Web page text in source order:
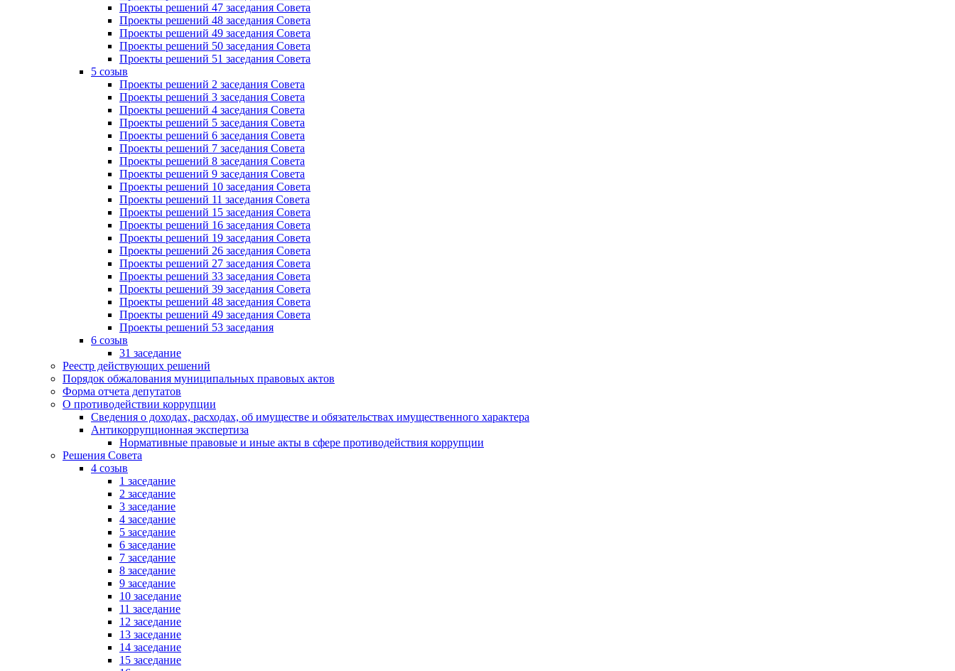
Проекты решений 47 заседания Совета
Проекты решений 48 заседания Совета
Проекты решений 49 заседания Совета
Проекты решений 50 заседания Совета
Проекты решений 51 заседания Совета
5 созыв
Проекты решений 2 заседания Совета
Проекты решений 3 заседания Совета
Проекты решений 4 заседания Совета
Проекты решений 5 заседания Совета
Проекты решений 6 заседания Совета
Проекты решений 7 заседания Совета
Проекты решений 8 заседания Совета
Проекты решений 9 заседания Совета
Проекты решений 10 заседания Совета
Проекты решений 11 заседания Совета
Проекты решений 15 заседания Совета
Проекты решений 16 заседания Совета
Проекты решений 19 заседания Совета
Проекты решений 26 заседания Совета
Проекты решений 27 заседания Совета
Проекты решений 33 заседания Совета
Проекты решений 39 заседания Совета
Проекты решений 48 заседания Совета
Проекты решений 49 заседания Совета
Проекты решений 53 заседания
6 созыв
31 заседание
Реестр действующих решений
Порядок обжалования муниципальных правовых актов
Форма отчета депутатов
О противодействии коррупции
Сведения о доходах, расходах, об имуществе и обязательствах имущественного характера
Антикоррупционная экспертиза
Нормативные правовые и иные акты в сфере противодействия коррупции
Решения Совета
4 созыв
1 заседание
2 заседание
3 заседание
4 заседание
5 заседание
6 заседание
7 заседание
8 заседание
9 заседание
10 заседание
11 заседание
12 заседание
13 заседание
14 заседание
15 заседание